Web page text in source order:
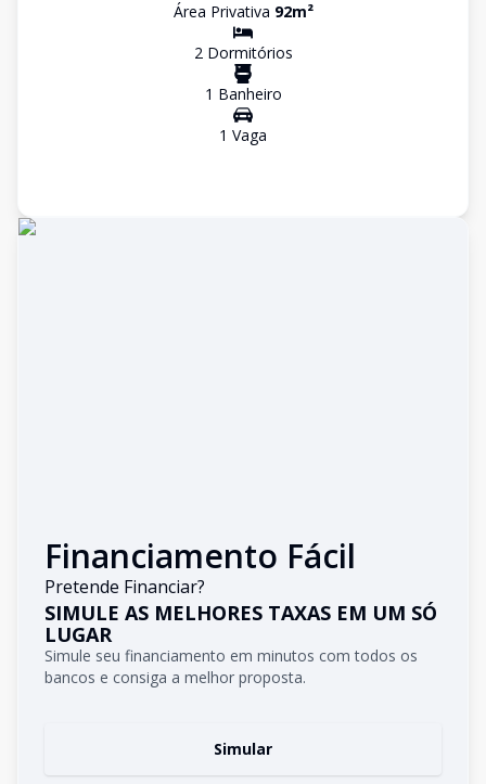
Área Privativa 92m²
2Dormitórios
1 Banheiro
1 Vaga
Financiamento Fácil
Pretende Financiar?
SIMULE AS MELHORES TAXAS EM UM SÓ
LUGAR
Simule seu financiamento em minutos com todos os
bancos e consiga a melhor proposta.
Simular